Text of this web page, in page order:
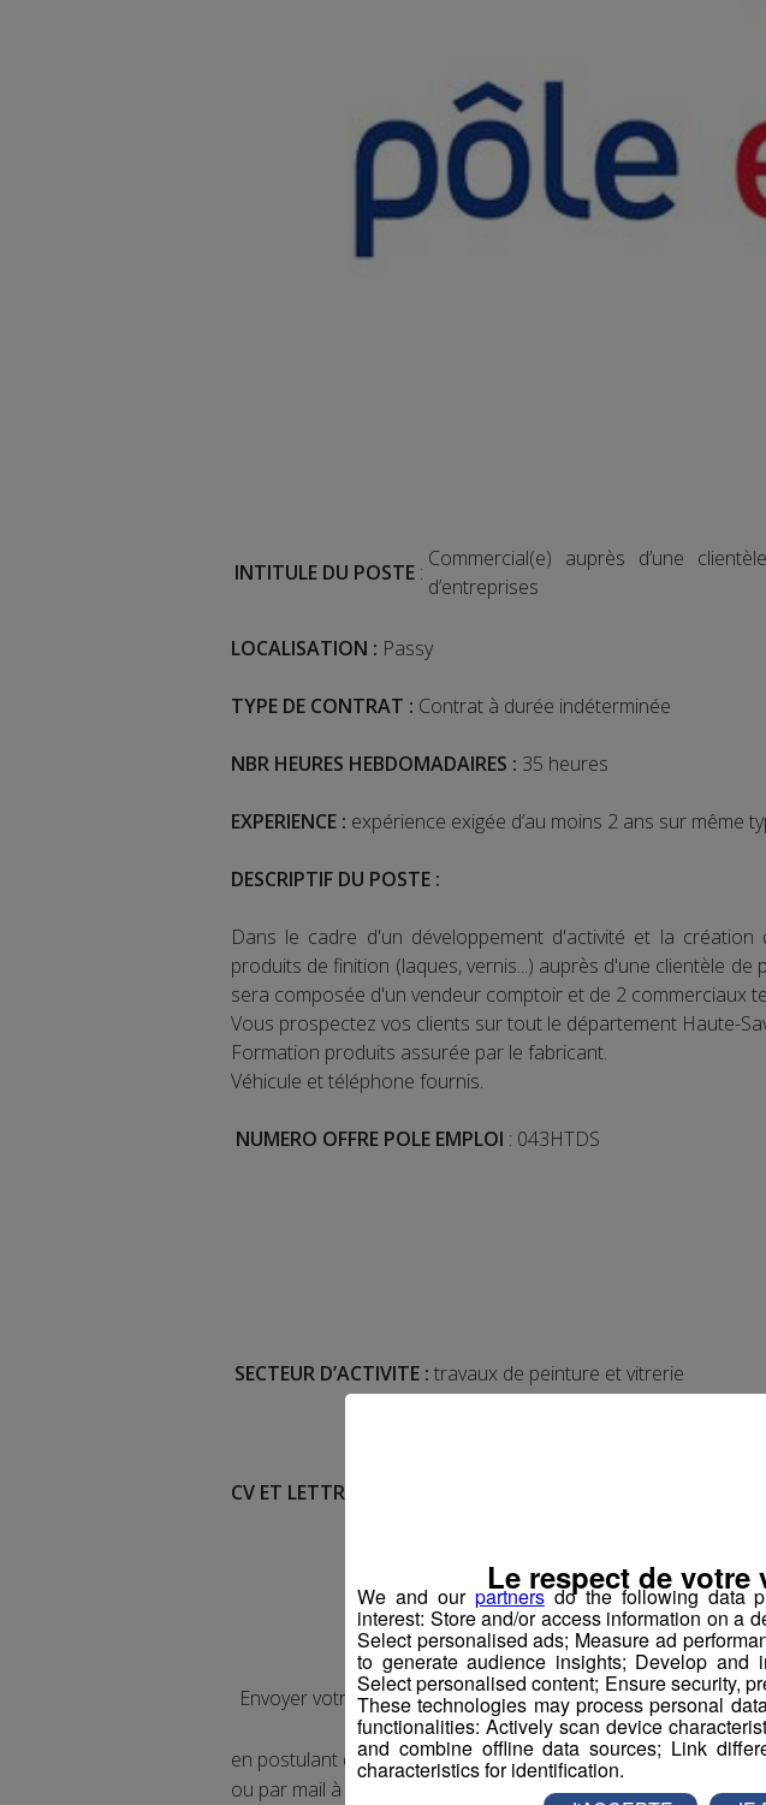
INTITULE DU POSTE :
Commercial(e) auprès d’une clientèle
d’entreprises
LOCALISATION : Passy
TYPE DE CONTRAT : Contrat à durée indéterminée
NBR HEURES HEBDOMADAIRES : 35 heures
EXPERIENCE : expérience exigée d’au moins 2 ans sur même
DESCRIPTIF DU POSTE :
Dans le cadre d'un développement d'activité et la
produits de finition (laques, vernis...) auprès d'une clientèle
sera composée d'un vendeur comptoir et de 2 commerciaux
Vous prospectez vos clients sur tout le département Haute-
Formation produits assurée par le fabricant.
Véhicule et téléphone fournis.
NUMERO OFFRE POLE EMPLOI : 043HTDS
SECTEUR D’ACTIVITE : travaux de peinture et vitrerie
CV ET LETTRE DE MOTIVATION à adresser
Envoyer votre CV à la personne en charge du recrutement
en postulant directement en ligne surwww.pole-
ou par mail à
tessereau.jocelyn@yahoo.fr
We and our partnersdo the following data
interest: Store and/or access information on a
Select personalised ads; Measure ad
to generate audience insights; Develop and
Select personalised content; Ensure security,
These technologies may process personal
functionalities: Actively scan device
and combine offline data sources; Link
characteristics for identification.
Le respect de